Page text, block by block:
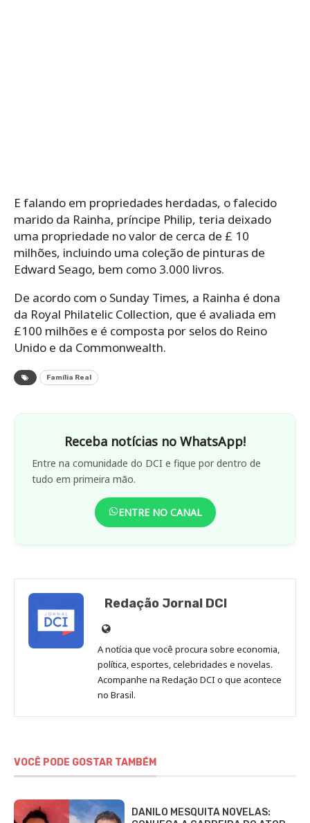
E falando em propriedades herdadas, o falecido
marido da Rainha, príncipe Philip, teria deixado
uma propriedade no valor de cerca de £ 10
milhões, incluindo uma coleção de pinturas de
Edward Seago, bem como 3.000 livros.
De acordo com o Sunday Times, a Rainha é dona
da Royal Philatelic Collection, que é avaliada em
£100 milhões e é composta por selos do Reino
Unido e da Commonwealth.
Família Real
Receba notícias no WhatsApp!
Entre na comunidade do DCI e fique por dentro de
tudo em primeira mão.
ENTRE NO CANAL
Redação Jornal DCI
Site
de
Redação
Jornal
DCI
A notícia que você procura sobre economia,
política, esportes, celebridades e novelas.
Acompanhe na Redação DCI o que acontece
no Brasil.
VOCÊ PODE GOSTAR TAMBÉM
DANILO MESQUITA NOVELAS: